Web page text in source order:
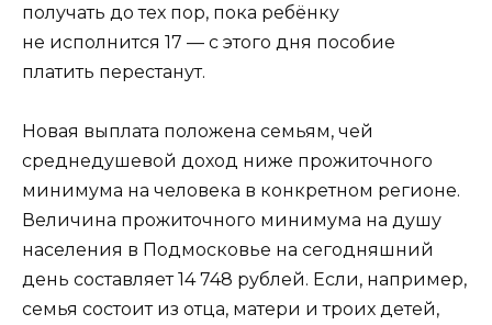
получать до тех пор, пока ребёнку
не исполнится 17 — с этого дня пособие
платить перестанут.
Новая выплата положена семьям, чей
среднедушевой доход ниже прожиточного
минимума на человека в конкретном регионе.
Величина прожиточного минимума на душу
населения в Подмосковье на сегодняшний
день составляет 14 748 рублей. Если, например,
семья состоит из отца, матери и троих детей,